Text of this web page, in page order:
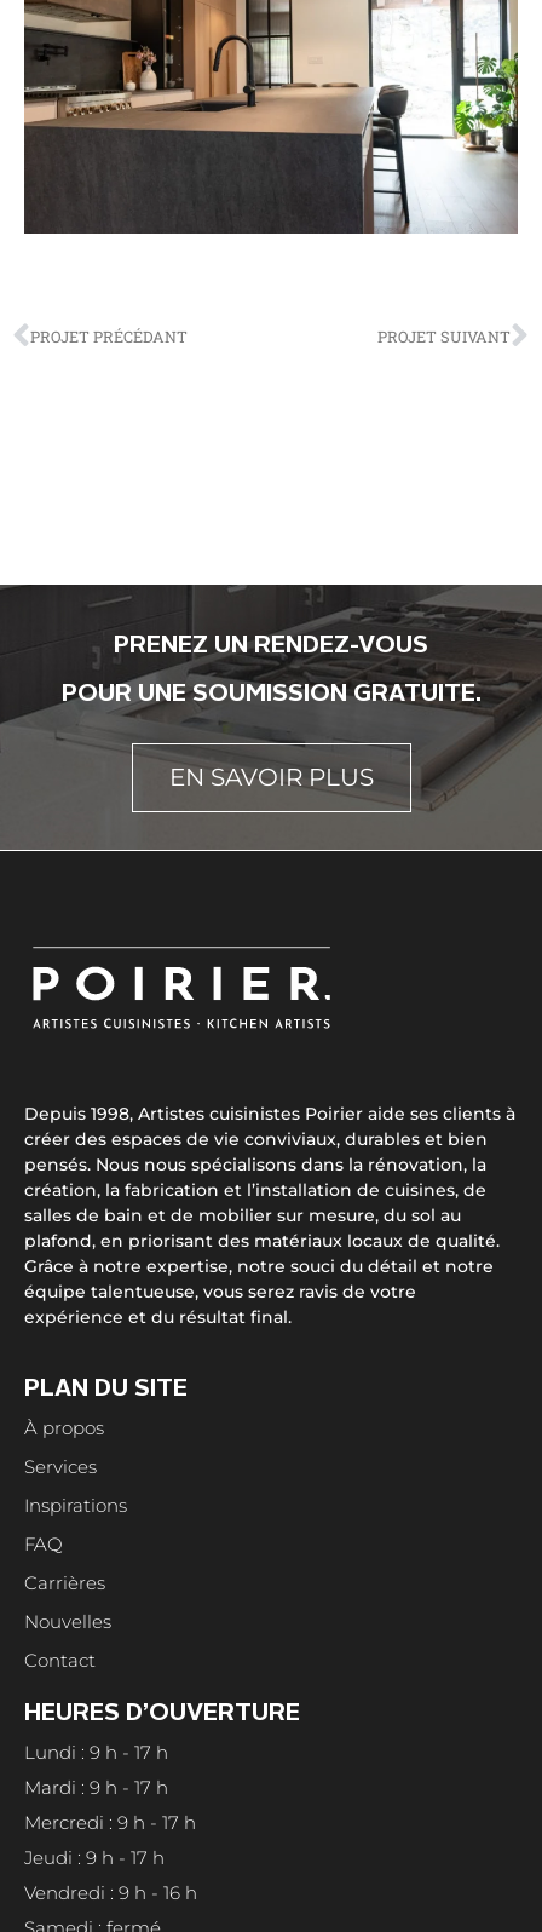
PROJET PRÉCÉDANT PROJET SUIVANT
PRENEZ UN RENDEZ-VOUS
POUR UNE SOUMISSION GRATUITE.
EN SAVOIR PLUS
Depuis 1998, Artistes cuisinistes Poirier aide ses clients à
créer des espaces de vie conviviaux, durables et bien
pensés. Nous nous spécialisons dans la rénovation, la
création, la fabrication et l’installation de cuisines, de
salles de bain et de mobilier sur mesure, du sol au
plafond, en priorisant des matériaux locaux de qualité.
Grâce à notre expertise, notre souci du détail et notre
équipe talentueuse, vous serez ravis de votre
expérience et du résultat final.
PLAN DU SITE
À propos
Services
Inspirations
FAQ
Carrières
Nouvelles
Contact
HEURES D’OUVERTURE
Lundi : 9 h - 17 h
Mardi : 9 h - 17 h
Mercredi : 9 h - 17 h
Jeudi : 9 h - 17 h
Vendredi : 9 h - 16 h